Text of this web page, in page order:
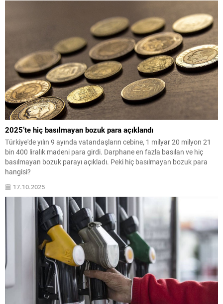
2025’te hiç basılmayan bozuk para açıklandı
Türkiye'de yılın 9 ayında vatandaşların cebine, 1 milyar 20 milyon 21
bin 400 liralık madeni para girdi. Darphane en fazla basılan ve hiç
basılmayan bozuk parayı açıkladı. Peki hiç basılmayan bozuk para
hangisi?
17.10.2025